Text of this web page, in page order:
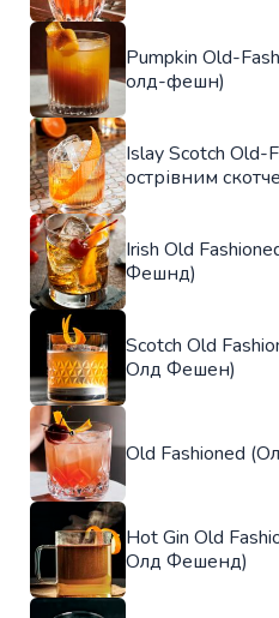
Pumpkin Old-
олд-фешн)
Islay Scotch
острівним
Irish Old
Фешнд)
Scotch Old
Олд Фешен)
Old Fashioned
Hot Gin Old
Олд Фешенд)